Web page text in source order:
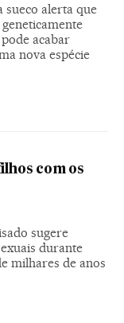
sueco alerta que
acabar
nova espécie
com os
sugere
durante
milhares de anos